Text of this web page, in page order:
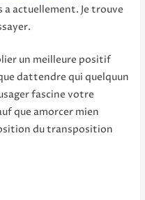
actuellement. Je trouve
un meilleure positif
dattendre qui quelquun
fascine votre
que amorcer mien
du transposition